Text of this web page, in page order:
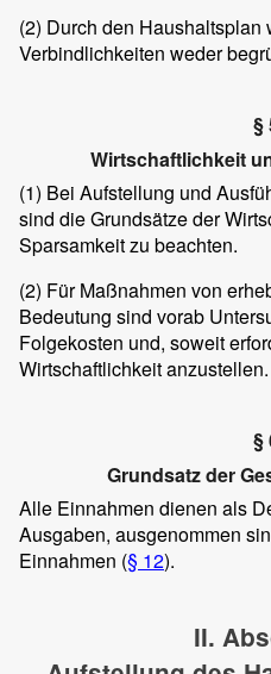
(2) Durch den Haushaltsplan
Verbindlichkeiten weder
§
Wirtschaftlichkeit
(1) Bei Aufstellung und
sind die Grundsätze der
Sparsamkeit zu beachten.
(2) Für Maßnahmen von
Bedeutung sind vorab
Folgekosten und, soweit
Wirtschaftlichkeit anzustellen.
§
Grundsatz der
Alle Einnahmen dienen als
Ausgaben, ausgenommen
Einnahmen (§ 12).
II.